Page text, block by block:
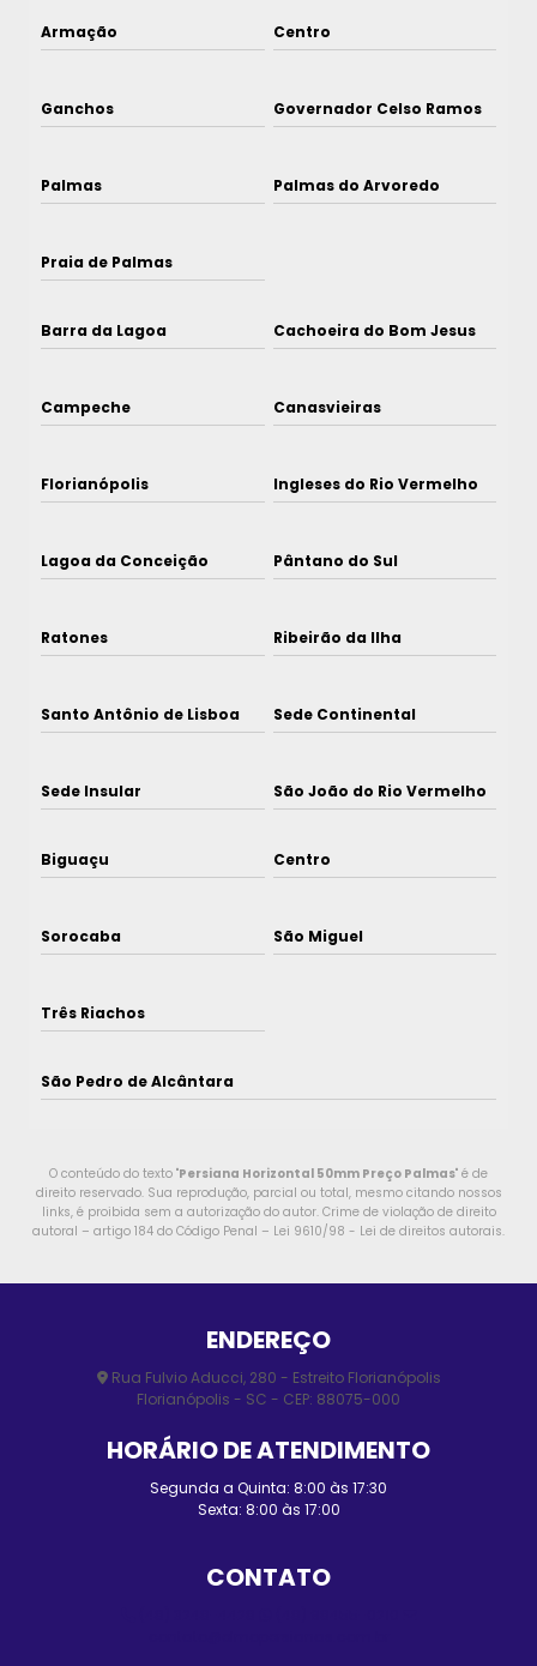
Armação Centro
Ganchos Governador Celso Ramos
Palmas Palmas do Arvoredo
Praia de Palmas
Barra da Lagoa Cachoeira do Bom Jesus
Campeche Canasvieiras
Florianópolis Ingleses do Rio Vermelho
Lagoa da Conceição Pântano do Sul
Ratones Ribeirão da Ilha
Santo Antônio de Lisboa Sede Continental
Sede Insular São João do Rio Vermelho
Biguaçu Centro
Sorocaba São Miguel
Três Riachos
São Pedro de Alcântara
O conteúdo do texto "Persiana Horizontal 50mm Preço Palmas" é de
direito reservado. Sua reprodução, parcial ou total, mesmo citando nossos
links, é proibida sem a autorização do autor. Crime de violação de direito
autoral – artigo 184 do Código Penal – Lei 9610/98 - Lei de direitos autorais.
ENDEREÇO
Rua Fulvio Aducci, 280 - Estreito Florianópolis
Florianópolis - SC - CEP: 88075-000
HORÁRIO DE ATENDIMENTO
Segunda a Quinta: 8:00 às 17:30
Sexta: 8:00 às 17:00
CONTATO